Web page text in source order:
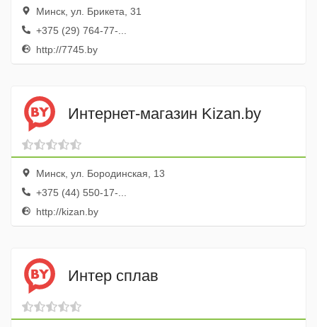
Минск, ул. Брикета, 31
+375 (29) 764-77-...
http://7745.by
Интернет-магазин Kizan.by
Минск, ул. Бородинская, 13
+375 (44) 550-17-...
http://kizan.by
Интер сплав